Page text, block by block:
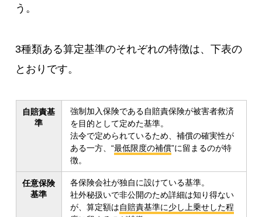
う。
3種類ある算定基準のそれぞれの特徴は、下表の
とおりです。
自賠責基
準
強制加入保険である自賠責保険が被害者救済
を目的として定めた基準。
法令で定められているため、補償の確実性が
ある一方、“最低限度の補償”に留まるのが特
徴。
任意保険
基準
各保険会社が独自に設けている基準。
社外秘扱いで非公開のため詳細は知り得ない
が、算定額は自賠責基準に少し上乗せした程